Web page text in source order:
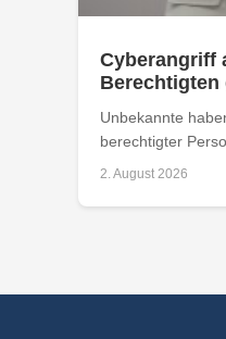
Cyberangriff
Berechtigten
Unbekannte
berechtigter
2. August 2026